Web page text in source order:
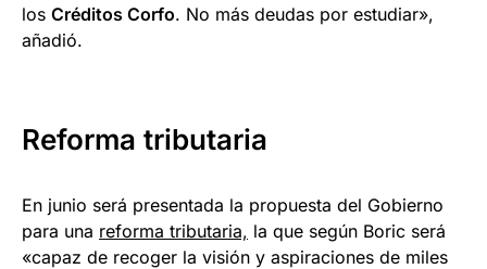
los Créditos Corfo. No más deudas por estudiar»,
añadió.
Reforma tributaria
En junio será presentada la propuesta del Gobierno
para una reforma tributaria, la que según Boric será
«capaz de recoger la visión y aspiraciones de miles